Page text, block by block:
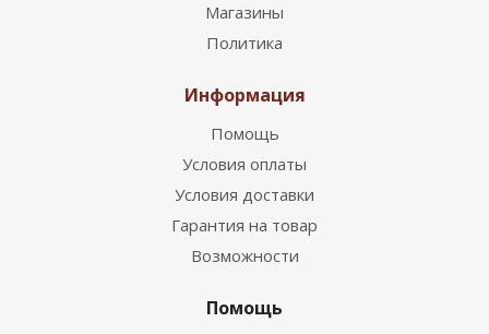
Магазины
Политика
Информация
Помощь
Условия оплаты
Условия доставки
Гарантия на товар
Возможности
Помощь